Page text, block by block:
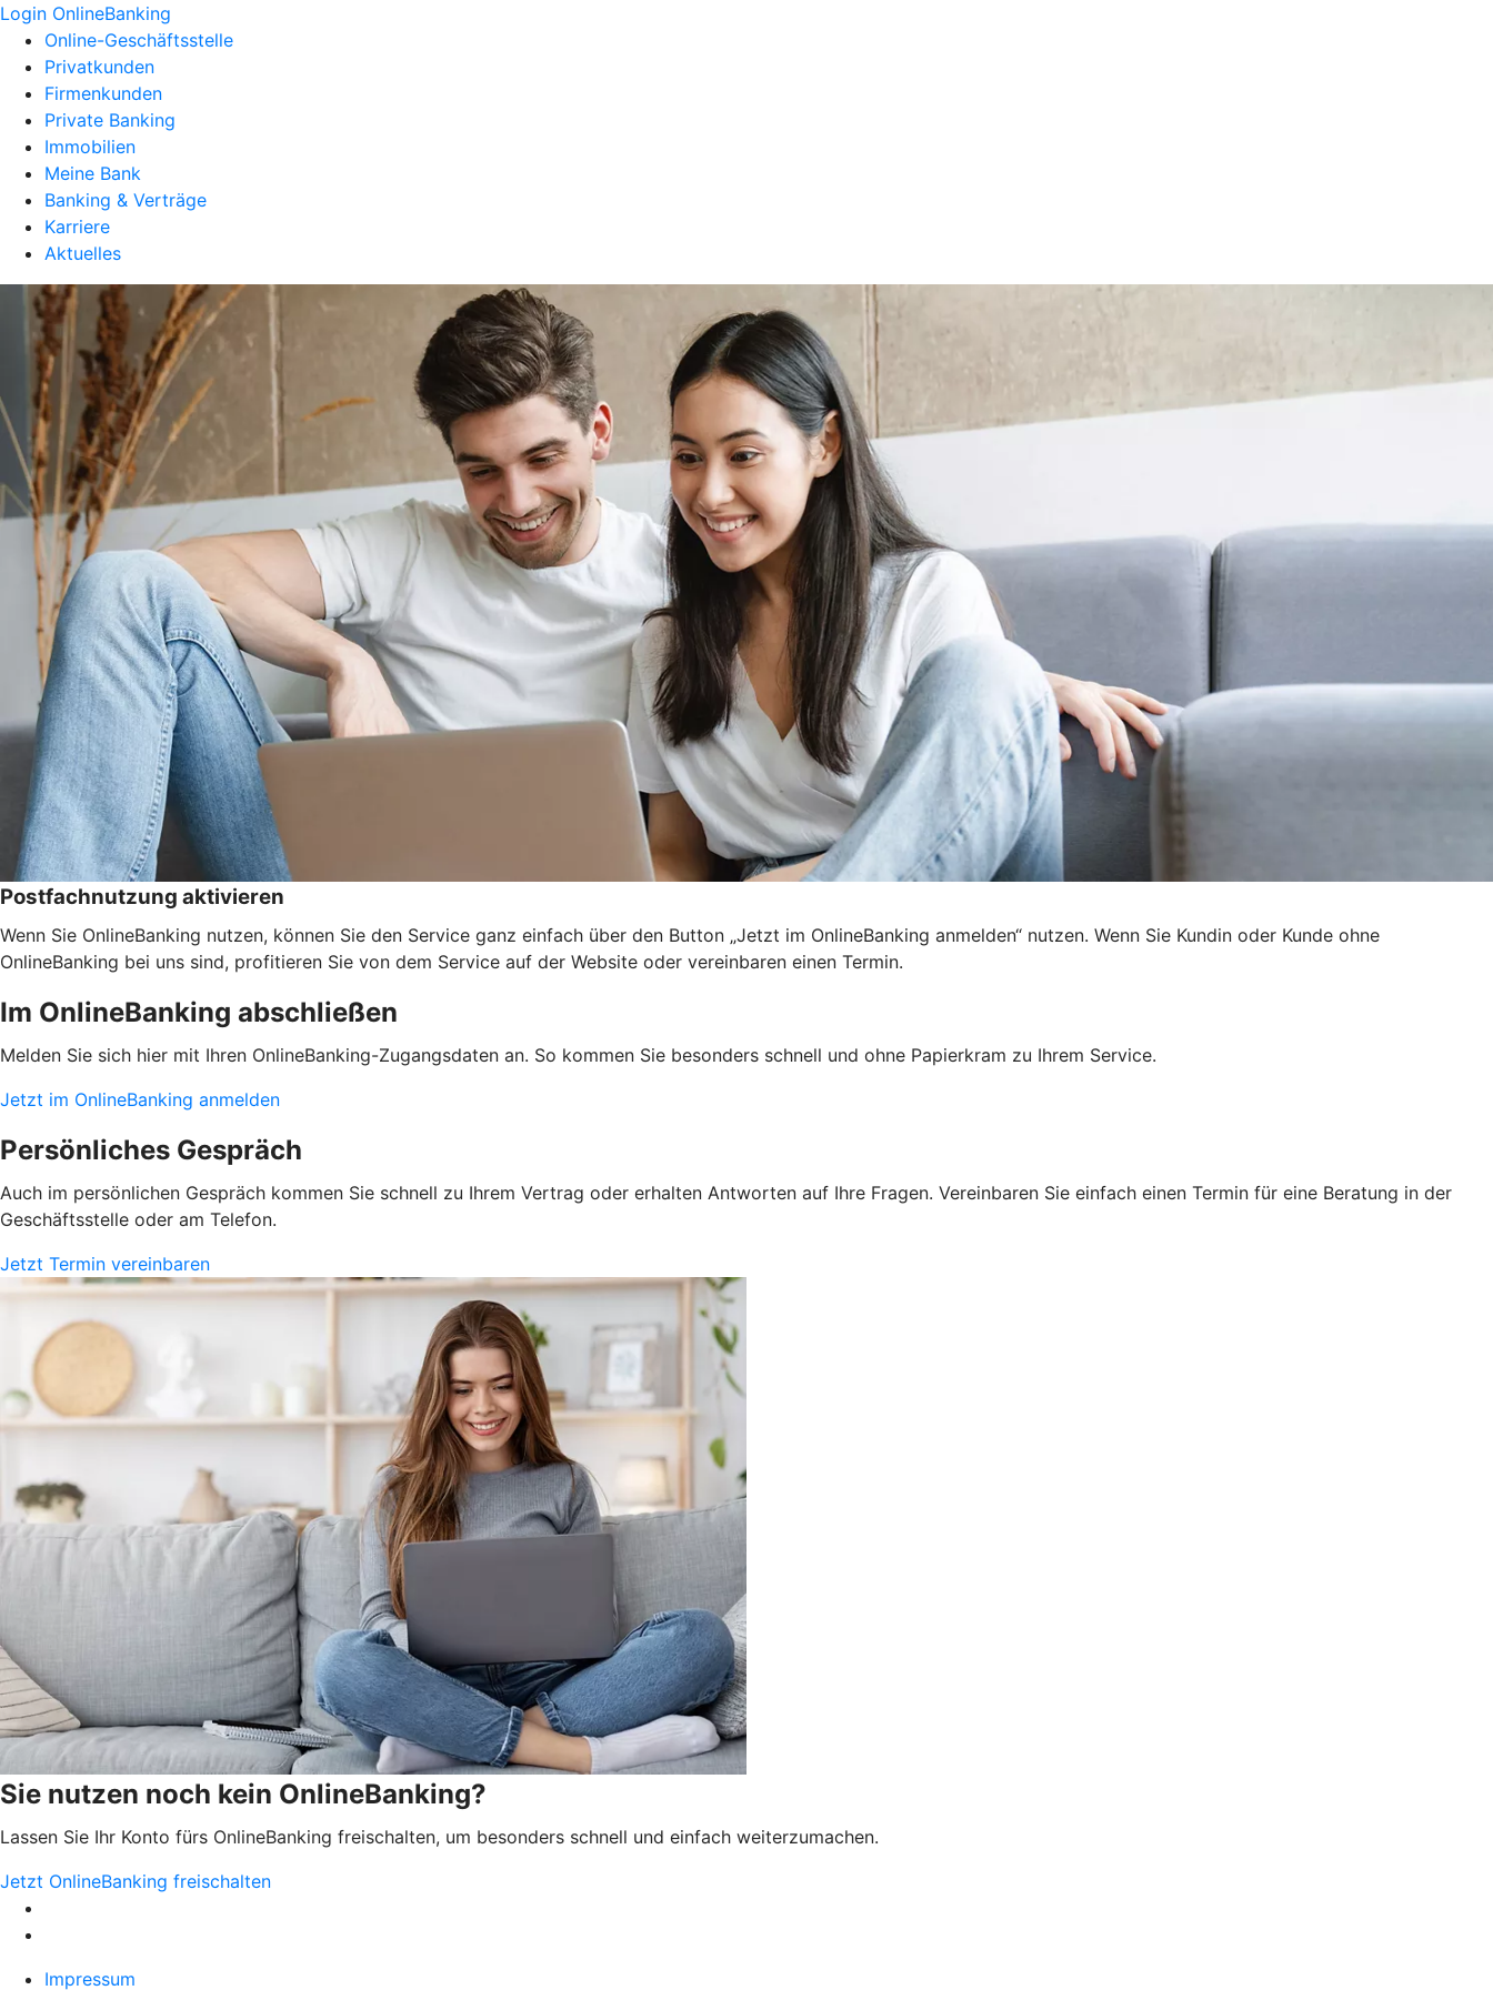
Login OnlineBanking
Online-Geschäftsstelle
Privatkunden
Firmenkunden
Private Banking
Immobilien
Meine Bank
Banking & Verträge
Karriere
Aktuelles
Postfachnutzung aktivieren
Wenn Sie OnlineBanking nutzen, können Sie den Service ganz einfach über den Button „Jetzt im OnlineBanking anmelden“ nutzen. Wenn Sie Kundin oder Kunde ohne
OnlineBanking bei uns sind, profitieren Sie von dem Service auf der Website oder vereinbaren einen Termin.
Im OnlineBanking abschließen
Melden Sie sich hier mit Ihren OnlineBanking-Zugangsdaten an. So kommen Sie besonders schnell und ohne Papierkram zu Ihrem Service.
Jetzt im OnlineBanking anmelden
Persönliches Gespräch
Auch im persönlichen Gespräch kommen Sie schnell zu Ihrem Vertrag oder erhalten Antworten auf Ihre Fragen. Vereinbaren Sie einfach einen Termin für eine Beratung in der
Geschäftsstelle oder am Telefon.
Jetzt Termin vereinbaren
Sie nutzen noch kein OnlineBanking?
Lassen Sie Ihr Konto fürs OnlineBanking freischalten, um besonders schnell und einfach weiterzumachen.
Jetzt OnlineBanking freischalten
Impressum